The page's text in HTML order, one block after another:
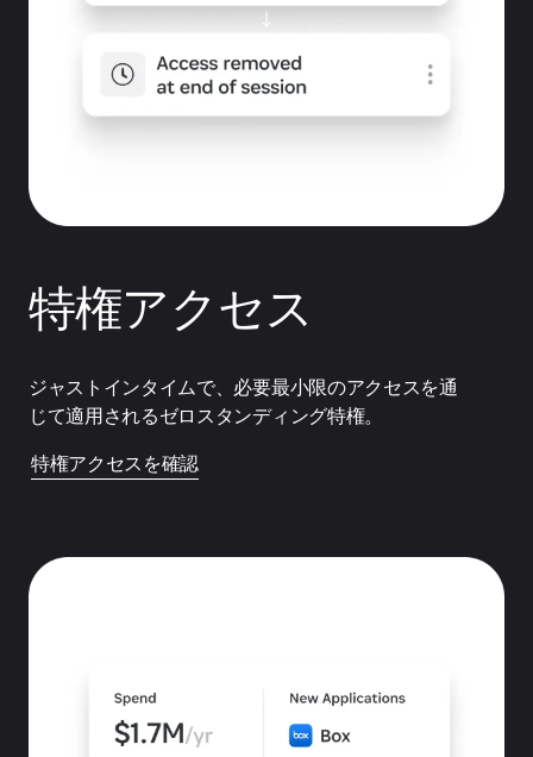
特権アクセス
ジャストインタイムで、必要最小限のアクセスを通
じて適用されるゼロスタンディング特権。
特権アクセスを確認